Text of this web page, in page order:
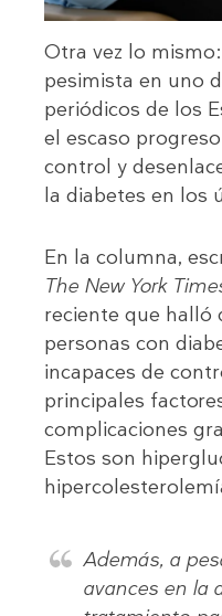
Otra vez lo
pesimista en uno
periódicos de los
el escaso
control y
la diabetes en los
En la columna,
The New York
reciente que halló
personas con
incapaces de
principales
complicaciones
Estos son
Además, a
avances en la